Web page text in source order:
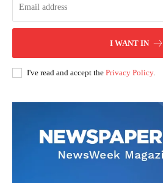
I WANT IN
I've read and accept the Privacy Policy.